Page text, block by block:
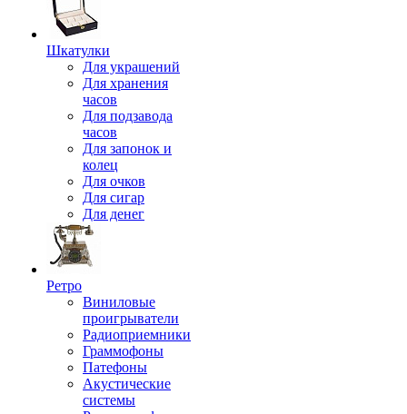
Шкатулки
Для украшений
Для хранения
часов
Для подзавода
часов
Для запонок и
колец
Для очков
Для сигар
Для денег
Ретро
Виниловые
проигрыватели
Радиоприемники
Граммофоны
Патефоны
Акустические
системы